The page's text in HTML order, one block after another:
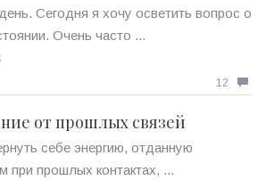
Сегодня я хочу осветить вопрос о
Очень часто ...
12
от прошлых связей
себе энергию, отданную
при прошлых контактах, ...